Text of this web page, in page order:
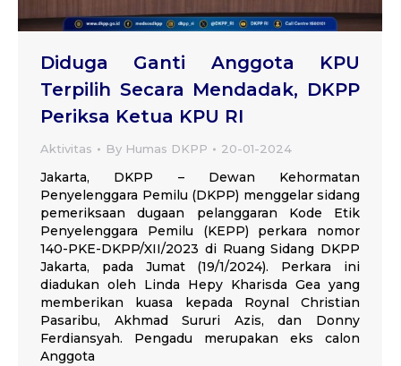
Diduga Ganti Anggota KPU
Terpilih Secara Mendadak, DKPP
Periksa Ketua KPU RI
Aktivitas By Humas DKPP 20-01-2024
Jakarta, DKPP – Dewan Kehormatan
Penyelenggara Pemilu (DKPP) menggelar sidang
pemeriksaan dugaan pelanggaran Kode Etik
Penyelenggara Pemilu (KEPP) perkara nomor
140-PKE-DKPP/XII/2023 di Ruang Sidang DKPP
Jakarta, pada Jumat (19/1/2024). Perkara ini
diadukan oleh Linda Hepy Kharisda Gea yang
memberikan kuasa kepada Roynal Christian
Pasaribu, Akhmad Sururi Azis, dan Donny
Ferdiansyah. Pengadu merupakan eks calon
Anggota